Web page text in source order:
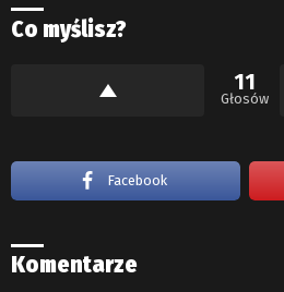
Co myślisz?
11
Głosów
Facebook
Komentarze